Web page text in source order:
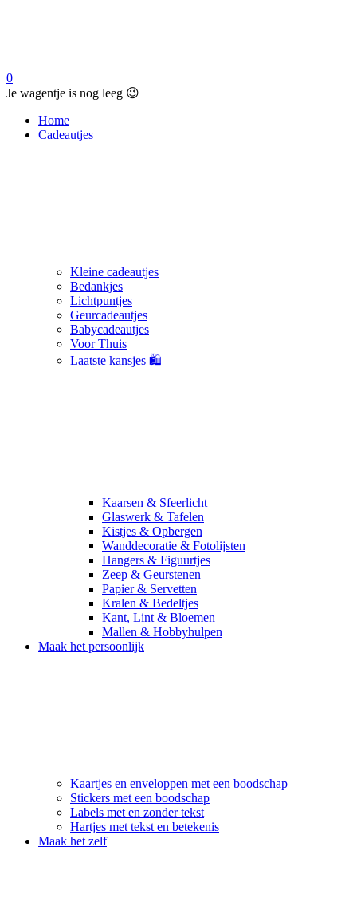
0
Je wagentje is nog leeg 😉
Home
Cadeautjes
Kleine cadeautjes
Bedankjes
Lichtpuntjes
Geurcadeautjes
Babycadeautjes
Voor Thuis
Laatste kansjes 🛍️
Kaarsen & Sfeerlicht
Glaswerk & Tafelen
Kistjes & Opbergen
Wanddecoratie & Fotolijsten
Hangers & Figuurtjes
Zeep & Geurstenen
Papier & Servetten
Kralen & Bedeltjes
Kant, Lint & Bloemen
Mallen & Hobbyhulpen
Maak het persoonlijk
Kaartjes en enveloppen met een boodschap
Stickers met een boodschap
Labels met en zonder tekst
Hartjes met tekst en betekenis
Maak het zelf